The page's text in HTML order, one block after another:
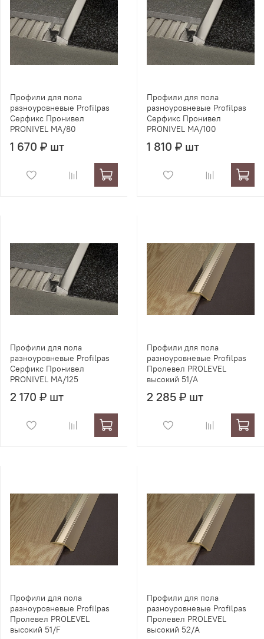
Профили для пола
разноуровневые Profilpas
Серфикс Пронивел
PRONIVEL MA/80
1 670 ₽ шт
Профили для пола
разноуровневые Profilpas
Серфикс Пронивел
PRONIVEL MA/100
1 810 ₽ шт
Профили для пола
разноуровневые Profilpas
Серфикс Пронивел
PRONIVEL MA/125
2 170 ₽ шт
Профили для пола
разноуровневые Profilpas
Пролевел PROLEVEL
высокий 51/A
2 285 ₽ шт
Профили для пола
разноуровневые Profilpas
Пролевел PROLEVEL
высокий 51/F
Профили для пола
разноуровневые Profilpas
Пролевел PROLEVEL
высокий 52/A